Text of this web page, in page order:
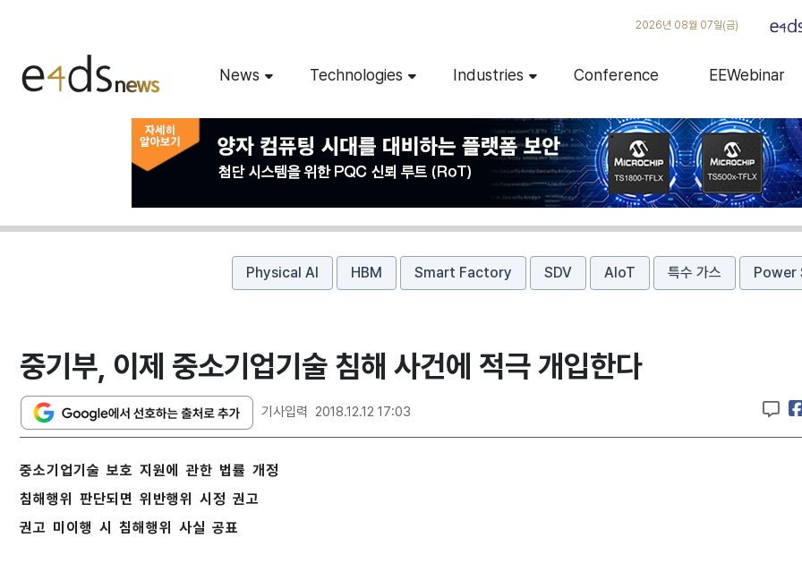
2026년 08월 07일(금)
News Technologies Industries Conference EEWebinar
Physical AI HBM Smart Factory SDV AIoT 특수 가스 Power
중기부, 이제 중소기업기술 침해 사건에 적극 개입한다
기사입력 2018.12.12 17:03
중소기업기술 보호 지원에 관한 법률 개정
침해행위 판단되면 위반행위 시정 권고
권고 미이행 시 침해행위 사실 공표